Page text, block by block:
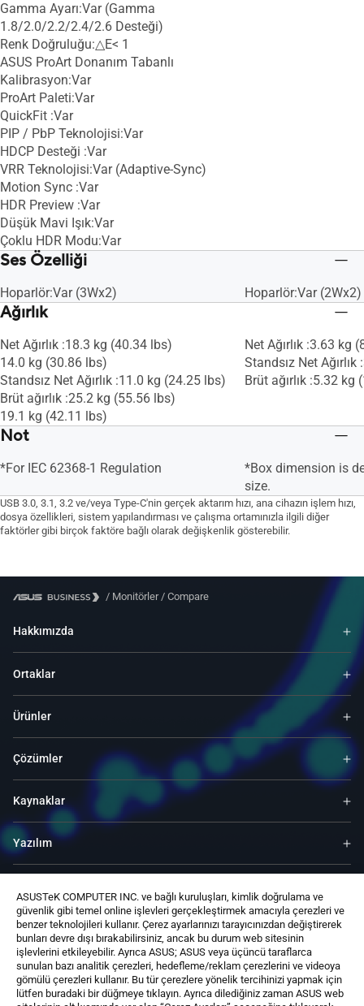
ASUSTeK COMPUTER INC. ve bağlı kuruluşları, kimlik doğrulama ve
güvenlik gibi temel online işlevleri gerçekleştirmek amacıyla çerezleri ve
benzer teknolojileri kullanır. Çerez ayarlarınızı tarayıcınızdan değiştirerek
bunları devre dışı bırakabilirsiniz, ancak bu durum web sitesinin
işlevlerini etkileyebilir. Ayrıca ASUS; ASUS veya üçüncü taraflarca
sunulan bazı analitik çerezleri, hedefleme/reklam çerezlerini ve videoya
gömülü çerezleri kullanır. Bu tür çerezlere yönelik tercihinizi yapmak için
lütfen buradaki bir düğmeye tıklayın. Ayrıca dilediğiniz zaman ASUS web
Gamma Ayarı:Var (Gamma
1.8/2.0/2.2/2.4/2.6 Desteği)
Renk Doğruluğu:△E< 1
ASUS ProArt Donanım Tabanlı
Kalibrasyon:Var
ProArt Paleti:Var
QuickFit :Var
PIP / PbP Teknolojisi:Var
HDCP Desteği :Var
VRR Teknolojisi:Var (Adaptive-Sync)
Motion Sync :Var
HDR Preview :Var
Düşük Mavi Işık:Var
Çoklu HDR Modu:Var
Ses Özelliği
Hoparlör:Var (3Wx2) Hoparlör:Var (2Wx2)
Ağırlık
Net Ağırlık :18.3 kg (40.34 lbs)
14.0 kg (30.86 lbs)
Standsız Net Ağırlık :11.0 kg (24.25 lbs)
Brüt ağırlık :25.2 kg (55.56 lbs)
19.1 kg (42.11 lbs)
Net Ağırlık :3.63 kg
Standsız Net
Brüt ağırlık :5.32 kg
Not
*For IEC 62368-1 Regulation
*Box dimension is
size.
USB 3.0, 3.1, 3.2 ve/veya Type-C'nin gerçek aktarım hızı, ana cihazın işlem hızı,
dosya özellikleri, sistem yapılandırması ve çalışma ortamınızla ilgili diğer
faktörler gibi birçok faktöre bağlı olarak değişkenlik gösterebilir.
/ Monitörler/ Compare
Hakkımızda
Ortaklar
Ürünler
Çözümler
Kaynaklar
Yazılım
Hizmet ve Programlar
Bize Ulaşın